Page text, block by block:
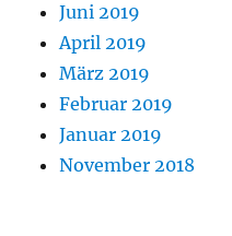
Juni 2019
April 2019
März 2019
Februar 2019
Januar 2019
November 2018